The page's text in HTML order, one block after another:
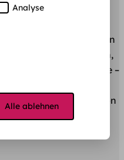
Vielleicht unterstützen
Einen möglichen
Studienzeit zu kommen,
gleich, welche Kredite –
derzeitigen
die finanzielle Situation
Analyse
Alle ablehnen